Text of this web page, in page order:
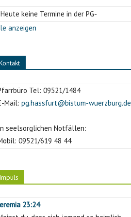
keine Termine in der PG-
anzeigen
Tel: 09521/1484
Mail: pg.hassfurt@bistum-wuerzburg.de
seelsorglichen Notfällen:
09521/619 48 44
23:24